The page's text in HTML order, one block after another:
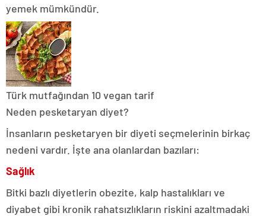
yemek mümkündür.
Türk mutfağından 10 vegan tarif
Neden pesketaryan diyet?
İnsanların pesketaryen bir diyeti seçmelerinin birkaç
nedeni vardır. İşte ana olanlardan bazıları:
Sağlık
Bitki bazlı diyetlerin obezite, kalp hastalıkları ve
diyabet gibi kronik rahatsızlıkların riskini azaltmadaki